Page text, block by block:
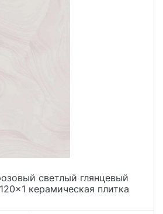
светлый глянцевый
керамическая плитка